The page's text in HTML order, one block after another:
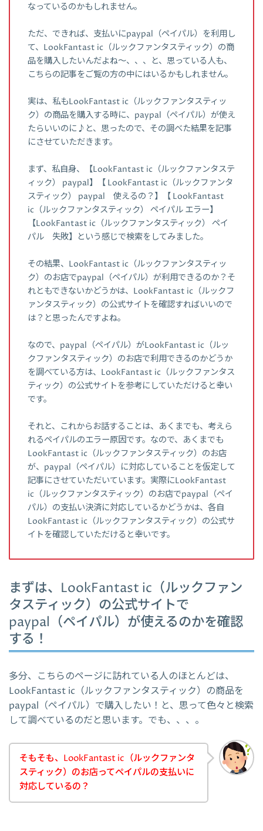
なっているのかもしれません。
ただ、できれば、支払いにpaypal（ペイパル）を利用し
て、LookFantast ic（ルックファンタスティック）の商
品を購入したいんだよね～、、、と、思っている人も、
こちらの記事をご覧の方の中にはいるかもしれません。
実は、私もLookFantast ic（ルックファンタスティッ
ク）の商品を購入する時に、paypal（ペイパル）が使え
たらいいのに♪と、思ったので、その調べた結果を記事
にさせていただきます。
まず、私自身、【LookFantast ic（ルックファンタステ
ィック） paypal】【 LookFantast ic（ルックファンタ
スティック） paypal 使えるの？】【 LookFantast
ic（ルックファンタスティック） ペイパル エラー】
【LookFantast ic（ルックファンタスティック） ペイ
パル 失敗】という感じで検索をしてみました。
その結果、LookFantast ic（ルックファンタスティッ
ク）のお店でpaypal（ペイパル）が利用できるのか？そ
れともできないかどうかは、LookFantast ic（ルックフ
ァンタスティック）の公式サイトを確認すればいいので
は？と思ったんですよね。
なので、paypal（ペイパル）がLookFantast ic（ルッ
クファンタスティック）のお店で利用できるのかどうか
を調べている方は、LookFantast ic（ルックファンタス
ティック）の公式サイトを参考にしていただけると幸い
です。
それと、これからお話することは、あくまでも、考えら
れるペイパルのエラー原因です。なので、あくまでも
LookFantast ic（ルックファンタスティック）のお店
が、paypal（ペイパル）に対応していることを仮定して
記事にさせていただいています。実際にLookFantast
ic（ルックファンタスティック）のお店でpaypal（ペイ
パル）の支払い決済に対応しているかどうかは、各自
LookFantast ic（ルックファンタスティック）の公式サ
イトを確認していただけると幸いです。
まずは、LookFantast ic（ルックファン
タスティック）の公式サイトで
paypal（ペイパル）が使えるのかを確認
する！
多分、こちらのページに訪れている人のほとんどは、
LookFantast ic（ルックファンタスティック）の商品を
paypal（ペイパル）で購入したい！と、思って色々と検索
して調べているのだと思います。でも、、、。
そもそも、LookFantast ic（ルックファンタ
スティック）のお店ってペイパルの支払いに
対応しているの？